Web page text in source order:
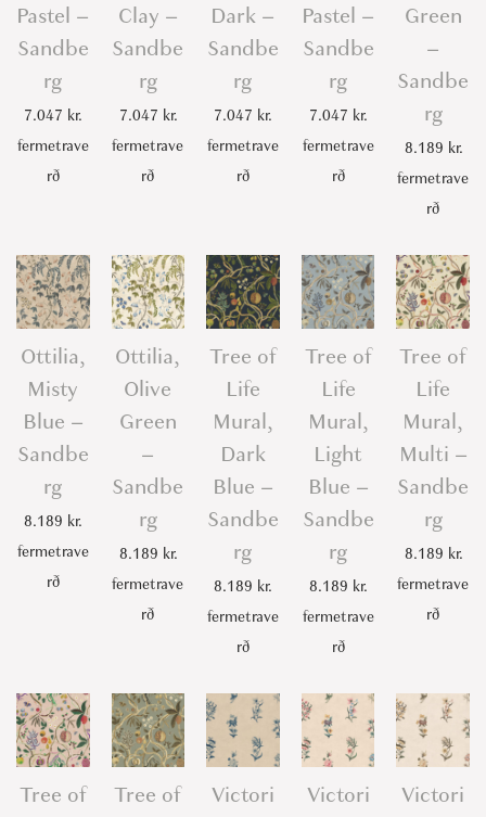
Pastel –
Sandbe
rg
7.047 kr.
fermetrave
rð
Clay –
Sandbe
rg
7.047 kr.
fermetrave
rð
Dark –
Sandbe
rg
7.047 kr.
fermetrave
rð
Pastel –
Sandbe
rg
7.047 kr.
fermetrave
rð
Green
–
Sandbe
rg
8.189 kr.
fermetrave
rð
Ottilia,
Misty
Blue –
Sandbe
rg
8.189 kr.
fermetrave
rð
Ottilia,
Olive
Green
–
Sandbe
rg
8.189 kr.
fermetrave
rð
Tree of
Life
Mural,
Dark
Blue –
Sandbe
rg
8.189 kr.
fermetrave
rð
Tree of
Life
Mural,
Light
Blue –
Sandbe
rg
8.189 kr.
fermetrave
rð
Tree of
Life
Mural,
Multi –
Sandbe
rg
8.189 kr.
fermetrave
rð
Tree of
Tree of
Victori
Victori
Victori